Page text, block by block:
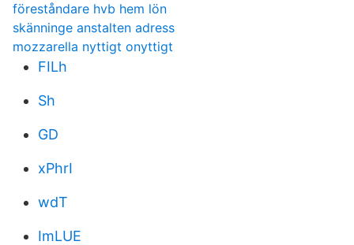
föreståndare hvb hem lön
skänninge anstalten adress
mozzarella nyttigt onyttigt
FILh
Sh
GD
xPhrI
wdT
ImLUE